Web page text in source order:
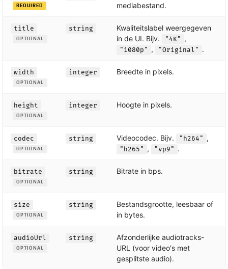
REQUIRED
mediabestand.
title
OPTIONAL
string
Kwaliteitslabel weergegeven
in de UI. Bijv.
"4K" ,
"1080p" , "Original" .
width
OPTIONAL
integer Breedte in pixels.
height
OPTIONAL
integer Hoogte in pixels.
codec
OPTIONAL
string Videocodec. Bijv. "h264" ,
"h265" , "vp9" .
bitrate
OPTIONAL
string Bitrate in bps.
size
OPTIONAL
string
Bestandsgrootte, leesbaar of
in bytes.
audioUrl
OPTIONAL
string
Afzonderlijke audiotracks-
URL (voor video's met
gesplitste audio).